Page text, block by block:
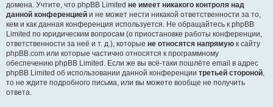
домена. Учтите, что phpBB Limited не имеет никакого контроля над
данной конференцией и не может нести никакой ответственности за то,
кем и как данная конференция используется. Не обращайтесь к phpBB
Limited по юридическим вопросам (о приостановке работы конференции,
ответственности за неё и т. д.), которые не относятся напрямую к сайту
phpBB.com или которые частично относятся к программному
обеспечению phpBB Limited. Если же вы всё-таки пошлёте email в адрес
phpBB Limited об использовании данной конференции третьей стороной,
то не ждите подробного письма, или вы можете вообще не получить
ответа.